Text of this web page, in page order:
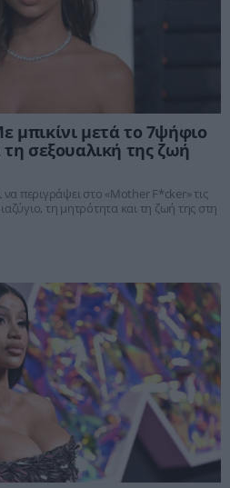
μπικίνι μετά το 7ψήφιο
τη σεξουαλική της ζωή
περιγράψει στο «Mother F*cker» τις
τη μητρότητα και τη ζωή της στη